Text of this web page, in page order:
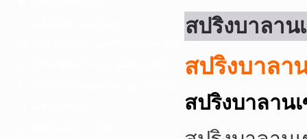
D. เครื่องมือก่อสร้าง-เครื่องมืออุตสาหกรรม
สปริงบาลาน
สปริงบาลา
สปริงบาลาน